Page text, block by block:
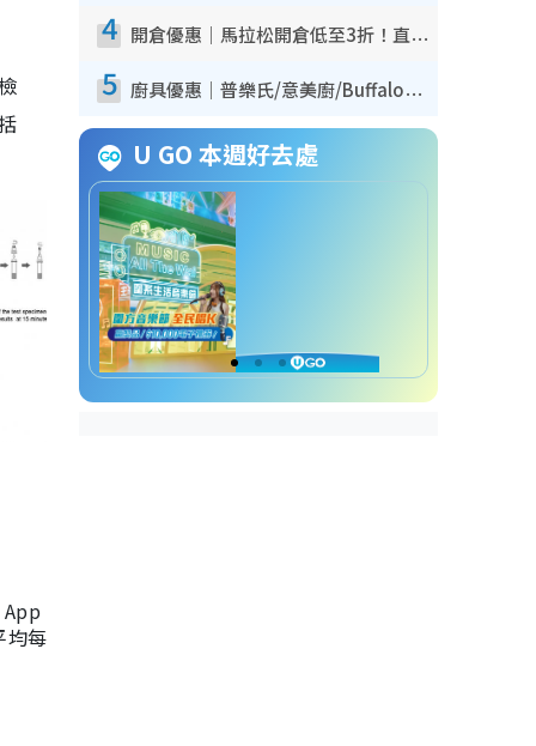
均每
4 開倉優惠｜馬拉松開倉低至3折！直擊$99起買adidas／New Balance／Puma鞋款 STANLEY保溫杯劈價至$119起
5 廚具優惠｜普樂氏/意美廚/Buffalo廚具低至3折！$89起買煎鍋／炒鑊／個人鍋 同場小家電激減至$99起
U GO 本週好去處